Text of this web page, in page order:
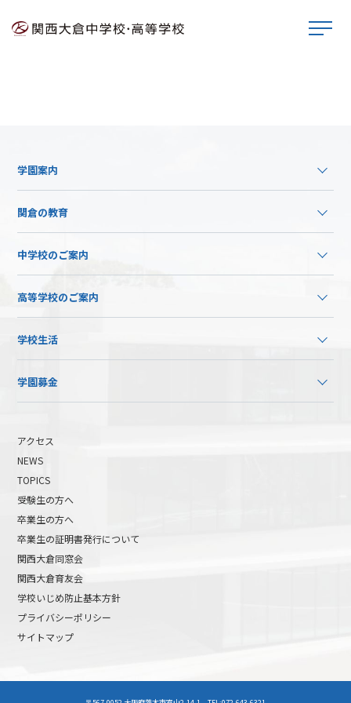
高校受験について
高等学校受験イベント
学園案内
関倉の教育
中学校のご案内
高等学校のご案内
学校生活
学園募金
アクセス
NEWS
TOPICS
受験生の方へ
卒業生の方へ
卒業生の証明書発行について
関西大倉同窓会
関西大倉育友会
学校いじめ防止基本方針
プライバシーポリシー
サイトマップ